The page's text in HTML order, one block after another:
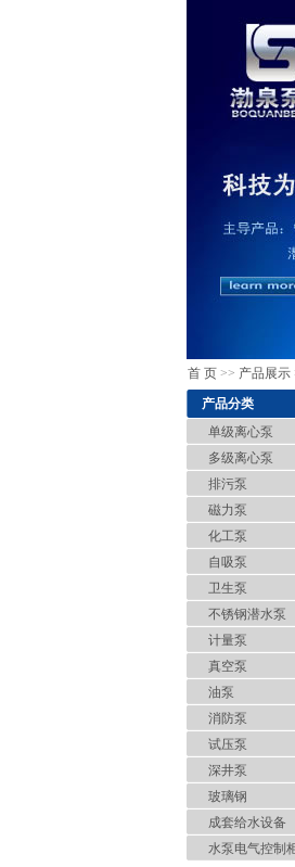
首 页>> 产品展示
产品分类
单级离心泵
多级离心泵
排污泵
磁力泵
化工泵
自吸泵
卫生泵
不锈钢潜水泵
计量泵
真空泵
油泵
消防泵
试压泵
深井泵
玻璃钢
成套给水设备
水泵电气控制